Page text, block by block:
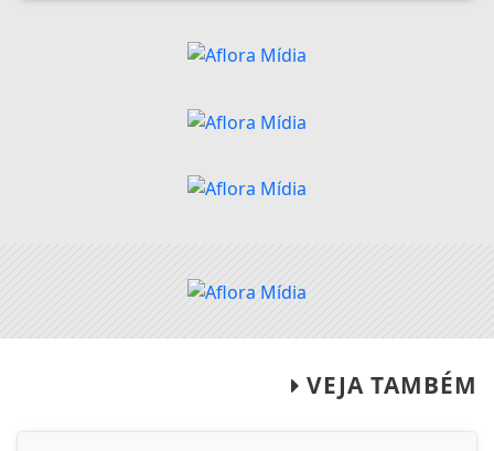
VEJA TAMBÉM